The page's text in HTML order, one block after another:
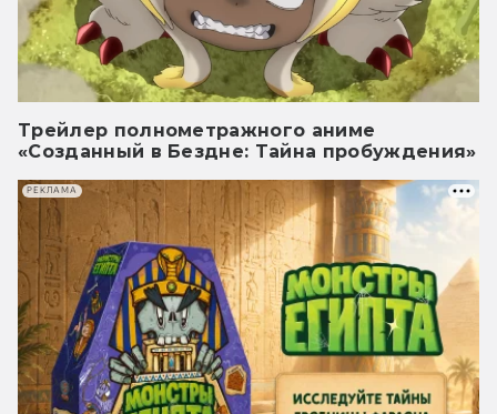
Трейлер полнометражного аниме
«Созданный в Бездне: Тайна пробуждения»
РЕКЛАМА